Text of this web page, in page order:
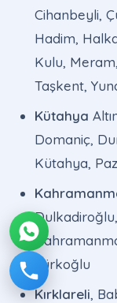
Cihanbeyli,
Hadim,
Kulu,
Taşkent,
Kütahya
Domaniç,
Kütahya,
Türkoğlu
Kırklareli,